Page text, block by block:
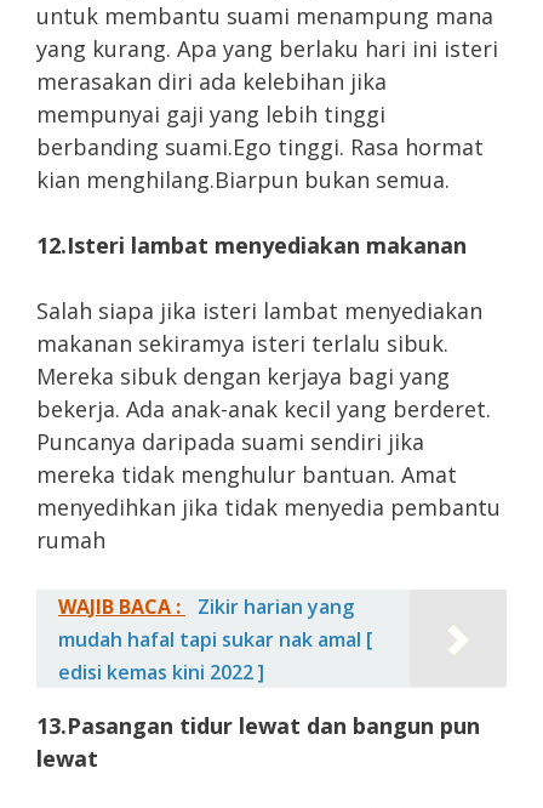
untuk membantu suami menampung mana
yang kurang. Apa yang berlaku hari ini isteri
merasakan diri ada kelebihan jika
mempunyai gaji yang lebih tinggi
berbanding suami.Ego tinggi. Rasa hormat
kian menghilang.Biarpun bukan semua.
12.Isteri lambat menyediakan makanan
Salah siapa jika isteri lambat menyediakan
makanan sekiramya isteri terlalu sibuk.
Mereka sibuk dengan kerjaya bagi yang
bekerja. Ada anak-anak kecil yang berderet.
Puncanya daripada suami sendiri jika
mereka tidak menghulur bantuan. Amat
menyedihkan jika tidak menyedia pembantu
rumah
WAJIB BACA :
Zikir harian yang
mudah hafal tapi sukar nak amal [
edisi kemas kini 2022 ]
13.Pasangan tidur lewat dan bangun pun
lewat